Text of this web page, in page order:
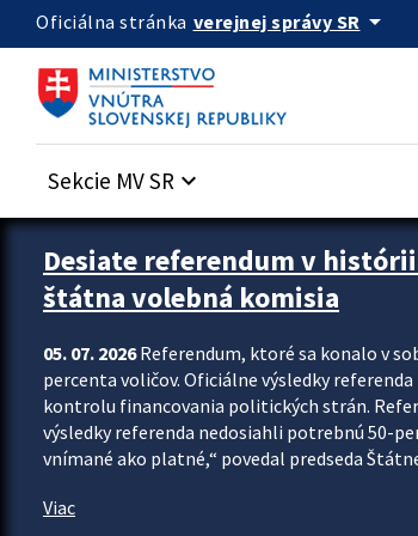
Preskocit na hlavný obsah
Oficiálna stránka verejnej správy SR arrow_drop_down
Sekcie MV SR keyboard_arrow_down
Zastavit automatický posun upútavok
Desiate referendum v
štátna volebná komisia
05. 07. 2026Referendum, ktoré sa konalo v
percenta voličov. Oficiálne výsledky
kontrolu financovania politických strán.
výsledky referenda nedosiahli potrebnú 50-
vnímané ako platné,“ povedal predseda
Viac